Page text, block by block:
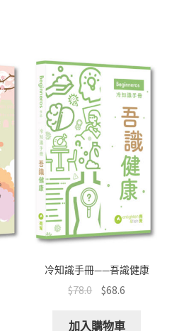
at
冷知識手冊——吾識健康
$78.0 $68.6
加入購物車